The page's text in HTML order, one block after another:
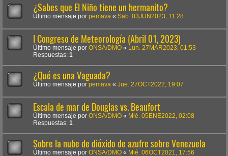
¿Sabes que El Niño tiene un hermanito?
Último mensaje por pemava « Sab. 03JUN2023, 11:28
I Congreso de Meteorología (Abril 01, 2023)
Último mensaje por ONSA/DMO «
Lun. 27MAR2023, 01:53
Respuestas: 1
¿Qué es una Vaguada?
Último mensaje por pemava « Jue. 27OCT2022, 19:07
Escala de mar de Douglas vs. Beaufort
Último mensaje por ONSA/DMO « Mié. 05ENE2022, 02:08
Respuestas: 1
Sobre la nube de dióxido de azufre sobre Venezuela
Último mensaje por ONSA/DMO « Mié. 06OCT2021, 17:56